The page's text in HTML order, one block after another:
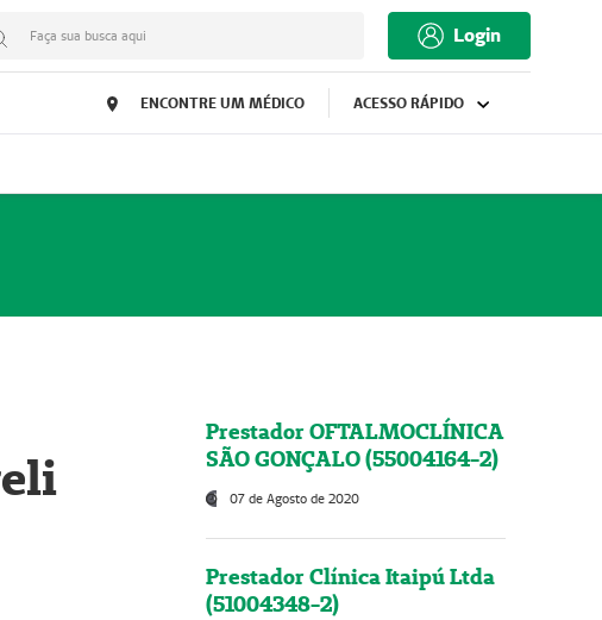
Faça sua busca aqui Login
ENCONTRE UM MÉDICO ACESSO RÁPIDO
Prestador OFTALMOCLÍNICA
SÃO GONÇALO (55004164-2)
07 de Agosto de 2020
Prestador Clínica Itaipú Ltda
(51004348-2)